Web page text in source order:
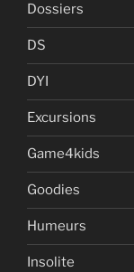
Dossiers
DS
DYI
Excursions
Game4kids
Goodies
Humeurs
Insolite